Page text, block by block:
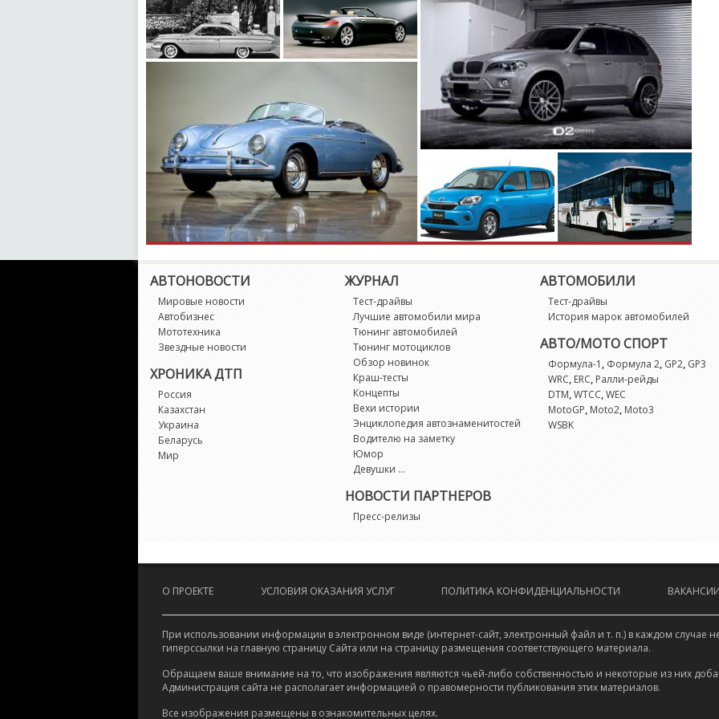
АВТОНОВОСТИ
Мировые новости
Автобизнес
Мототехника
Звездные новости
ХРОНИКА ДТП
Россия
Казахстан
Украина
Беларусь
Мир
ЖУРНАЛ
Тест-драйвы
Лучшие автомобили мира
Тюнинг автомобилей
Тюнинг мотоциклов
Обзор новинок
Краш-тесты
Концепты
Вехи истории
Энциклопедия автознаменитостей
Водителю на заметку
Юмор
Девушки ...
НОВОСТИ ПАРТНЕРОВ
Пресс-релизы
АВТОМОБИЛИ
Тест-драйвы
История марок автомобилей
АВТО/МОТО СПОРТ
Формула-1 , Формула 2, GP2, GP3
WRC,ERC,Ралли-рейды
DTM,WTCC,WEC
MotoGP,Moto2,Moto3
WSBK
О ПРОЕКТЕ УСЛОВИЯ ОКАЗАНИЯ УСЛУГ ПОЛИТИКА КОНФИДЕНЦИАЛЬНОСТИ
При использовании информации в электронном виде (интернет-сайт, электронный файл и т. п.) в каждом
гиперссылки на главную страницу Сайта или на страницу размещения соответствующего материала.
Обращаем ваше внимание на то, что изображения являются чьей-либо собственностью и некоторые из них
Администрация сайта не располагает информацией о правомерности публикования этих материалов.
Все изображения размещены в ознакомительных целях.